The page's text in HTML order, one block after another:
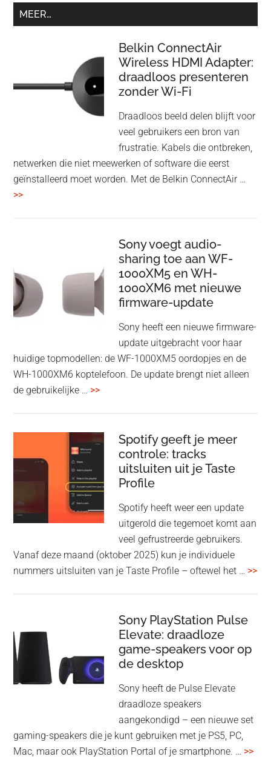
MEER…
Belkin ConnectAir
Wireless HDMI Adapter:
draadloos presenteren
zonder Wi-Fi
Draadloos beeld delen blijft voor
veel gebruikers een bron van
frustratie. Kabels die ontbreken,
netwerken die niet meewerken of software die eerst
geïnstalleerd moet worden. Met de Belkin ConnectAir …
>>overBelkin
draadloos
presenteren
zonder
Wi-
Sony voegt audio-
sharing toe aan WF-
1000XM5 en WH-
1000XM6 met nieuwe
firmware-update
Sony heeft een nieuwe firmware-
update uitgebracht voor haar
huidige topmodellen: de WF-1000XM5 oordopjes en de
WH-1000XM6 koptelefoon. De update brengt niet alleen
de gebruikelijke … >>overSony
sharing
WF-
en
1000XM6
nieuwe
Spotify geeft je meer
controle: tracks
uitsluiten uit je Taste
Profile
Spotify heeft weer een update
uitgerold die tegemoet komt aan
veel gefrustreerde gebruikers.
Vanaf deze maand (oktober 2025) kun je individuele
nummers uitsluiten van je Taste Profile – oftewel het … >>
Sony PlayStation Pulse
Elevate: draadloze
game-speakers voor op
de desktop
Sony heeft de Pulse Elevate
draadloze speakers
aangekondigd – een nieuwe set
gaming-speakers die je kunt gebruiken met je PS5, PC,
Mac, maar ook PlayStation Portal of je smartphone. … >>